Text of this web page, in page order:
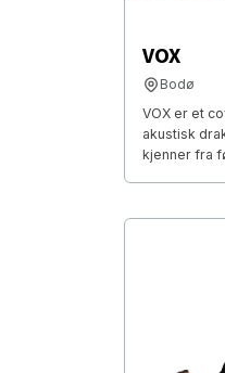
VOX
Bodø
VOX er et
akustisk
kjenner fra